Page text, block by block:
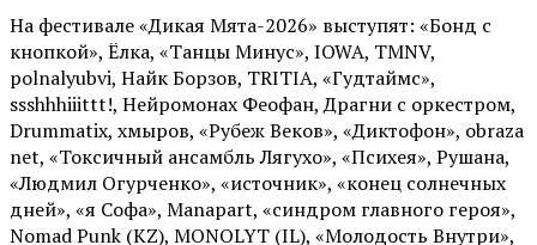
На фестивале «Дикая Мята-2026» выступят: «Бонд с
кнопкой», Ёлка, «Танцы Минус», IOWA, TMNV,
polnalyubvi, Найк Борзов, TRITIA, «Гудтаймс»,
ssshhhiiittt!, Нейромонах Феофан, Драгни с оркестром,
Drummatix, хмыров, «Рубеж Веков», «Диктофон», obraza
net, «Токсичный ансамбль Лягухо», «Психея», Рушана,
«Людмил Огурченко», «источник», «конец солнечных
дней», «я Софа», Manapart, «синдром главного героя»,
Nomad Punk (KZ), MONOLYT (IL), «Молодость Внутри»,